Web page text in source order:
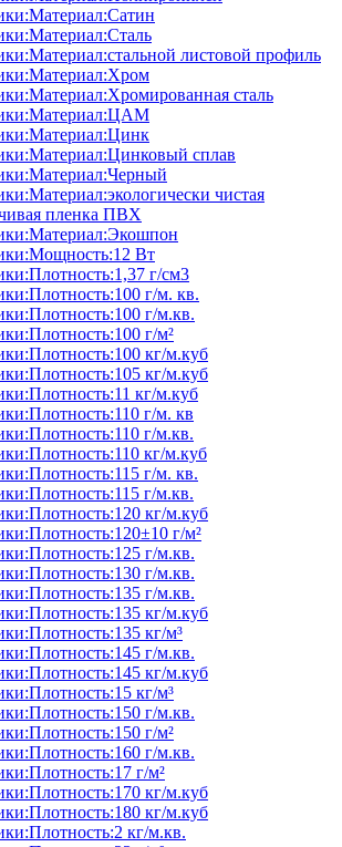
листовой профиль
сталь
сплав
чистая
пленка ПВХ
Вт
г/см3
г/м. кв.
г/м.кв.
г/м²
кг/м.куб
кг/м.куб
кг/м.куб
г/м. кв
г/м.кв.
кг/м.куб
г/м. кв.
г/м.кв.
кг/м.куб
г/м²
г/м.кв.
г/м.кв.
г/м.кв.
кг/м.куб
кг/м³
г/м.кв.
кг/м.куб
кг/м³
г/м.кв.
г/м²
г/м.кв.
г/м²
кг/м.куб
кг/м.куб
кг/м.кв.